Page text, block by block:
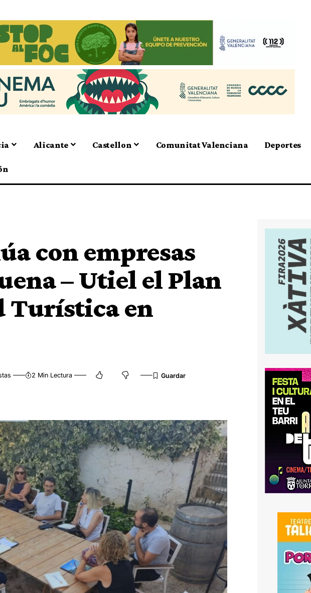
Alicante Castellon Comunitat Valenciana Deportes
con empresas
– Utiel el Plan
Turística en
2 Min Lectura